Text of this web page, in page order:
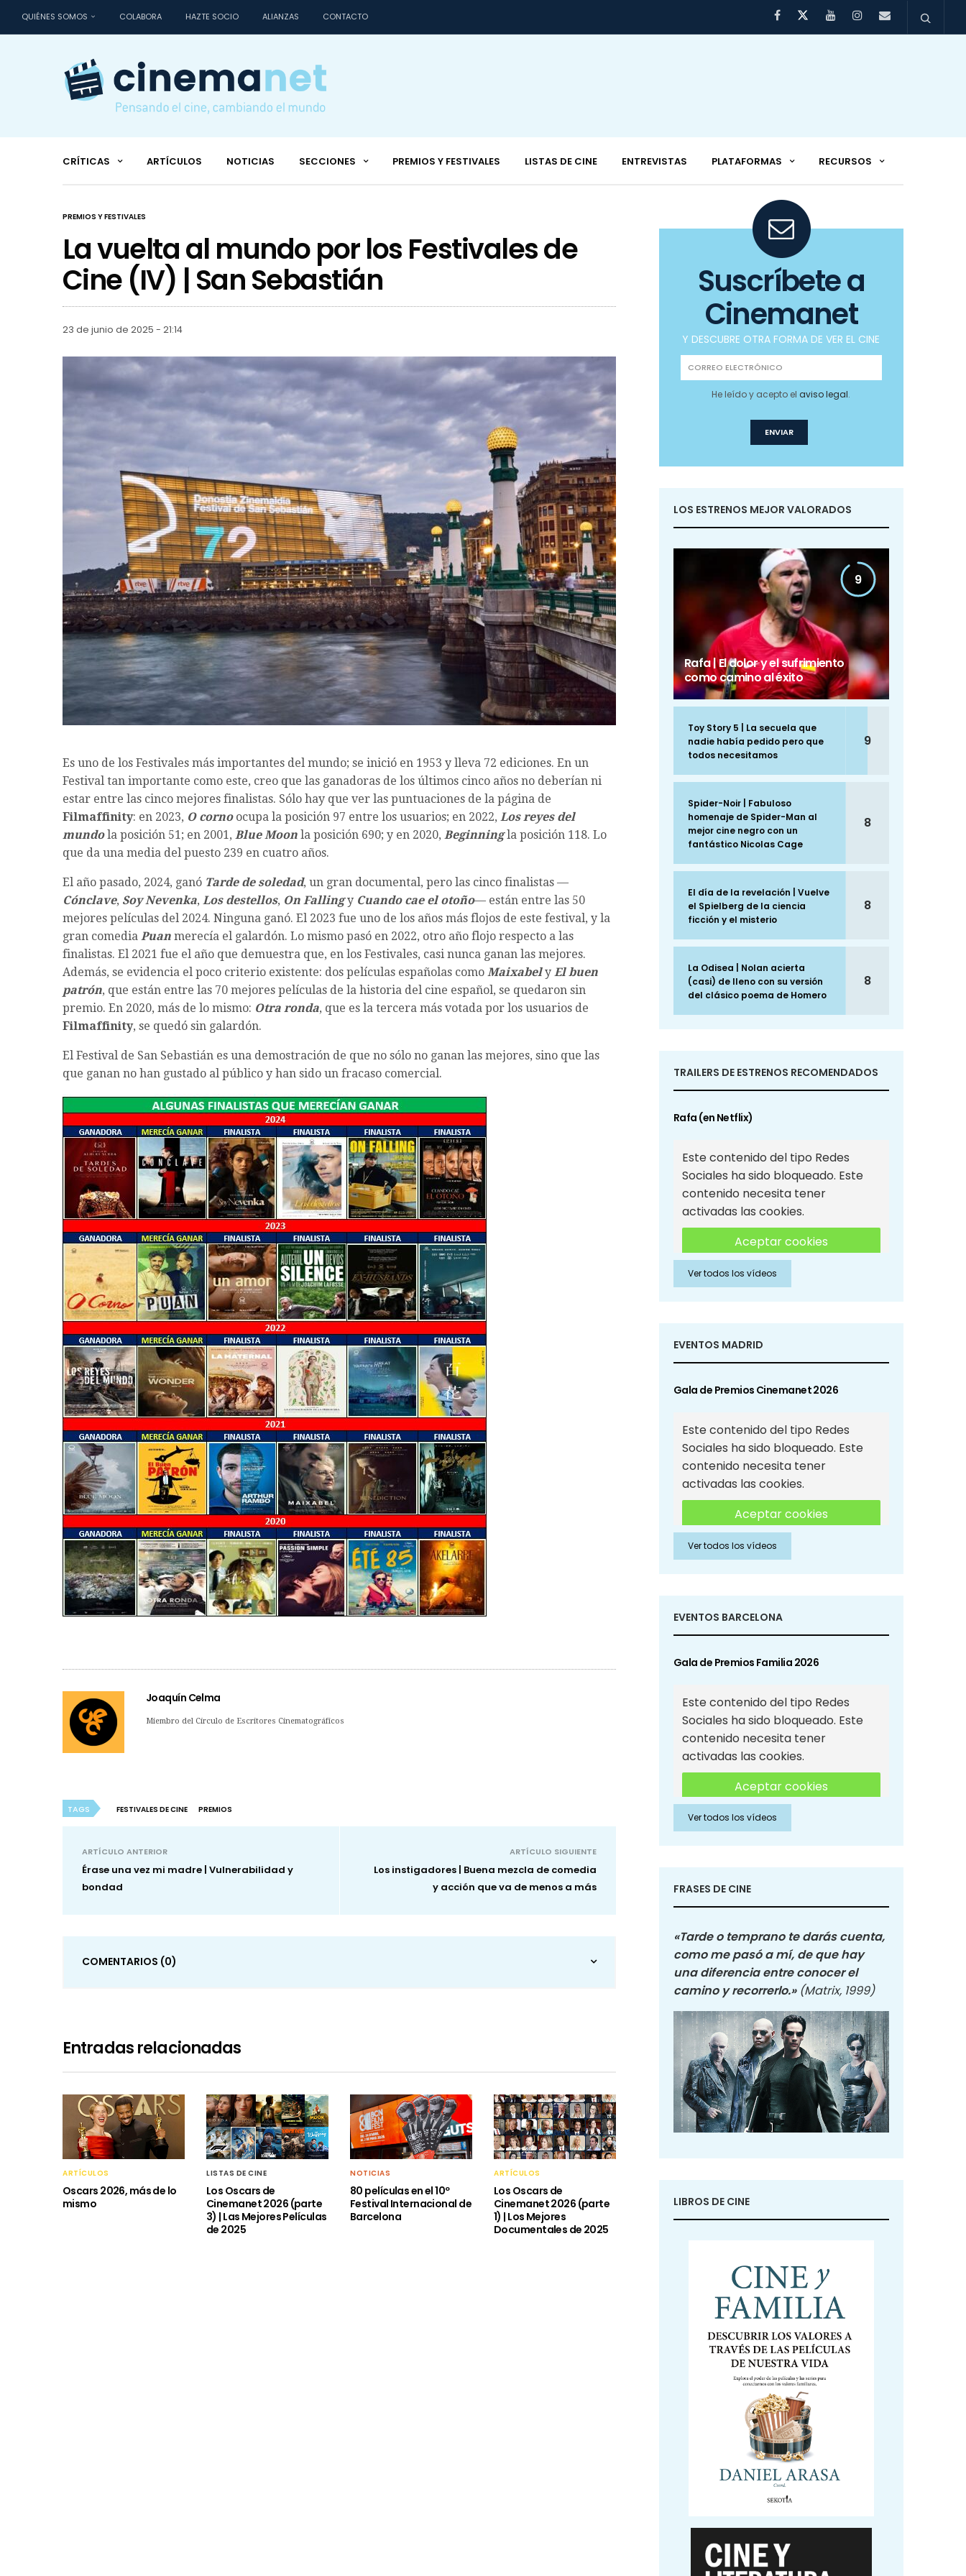
QUIÉNES SOMOS COLABORA HAZTE SOCIO ALIANZAS CONTACTO
CRÍTICAS ARTÍCULOS NOTICIAS SECCIONES PREMIOS Y FESTIVALES LISTAS DE CINE ENTREVISTAS PLATAFORMAS RECURSOS
PREMIOS Y FESTIVALES
La vuelta al mundo por los Festivales de
Cine (IV) | San Sebastián
23 de junio de 2025 - 21:14
Es uno de los Festivales más importantes del mundo; se inició en 1953 y lleva 72 ediciones. En un
Festival tan importante como este, creo que las ganadoras de los últimos cinco años no deberían ni
estar entre las cinco mejores finalistas. Sólo hay que ver las puntuaciones de la página de
Filmaffinity: en 2023, O cornoocupa la posición 97 entre los usuarios; en 2022, Los reyes del
mundola posición 51; en 2001, Blue Moon la posición 690; y en 2020, Beginningla posición 118. Lo
que da una media del puesto 239 en cuatro años.
El año pasado, 2024, ganó Tarde de soledad, un gran documental, pero las cinco finalistas —
Cónclave, Soy Nevenka, Los destellos, On Fallingy Cuando cae el otoño— están entre las 50
mejores películas del 2024. Ninguna ganó. El 2023 fue uno de los años más flojos de este festival, y la
gran comedia Puan merecía el galardón. Lo mismo pasó en 2022, otro año flojo respecto a las
finalistas. El 2021 fue el año que demuestra que, en los Festivales, casi nunca ganan las mejores.
Además, se evidencia el poco criterio existente: dos películas españolas como Maixabely El buen
patrón, que están entre las 70 mejores películas de la historia del cine español, se quedaron sin
premio. En 2020, más de lo mismo: Otra ronda, que es la tercera más votada por los usuarios de
Filmaffinity, se quedó sin galardón.
El Festival de San Sebastián es una demostración de que no sólo no ganan las mejores, sino que las
que ganan no han gustado al público y han sido un fracaso comercial.
Joaquín Celma
Miembro del Círculo de Escritores Cinematográficos
TAGS FESTIVALES DE CINE PREMIOS
ARTÍCULO ANTERIOR
Érase una vez mi madre | Vulnerabilidad y
bondad
ARTÍCULO SIGUIENTE
Los instigadores | Buena mezcla de comedia
y acción que va de menos a más
COMENTARIOS (0)
Entradas relacionadas
ARTÍCULOS
Oscars 2026, más de lo
mismo
LISTAS DE CINE
Los Oscars de
Cinemanet 2026 (parte
3) | Las Mejores Películas
de 2025
NOTICIAS
80 películas en el 10º
Festival Internacional de
Barcelona
ARTÍCULOS
Los Oscars de
Cinemanet 2026 (parte
1) | Los Mejores
Documentales de 2025
Suscríbete a
Cinemanet
Y DESCUBRE OTRA FORMA DE VER EL CINE
He leído y acepto elaviso legal.
LOS ESTRENOS MEJOR VALORADOS
9
Rafa | El dolor y el sufrimiento
como camino al éxito
Toy Story 5 | La secuela que
nadie había pedido pero que
todos necesitamos
9
Spider-Noir | Fabuloso
homenaje de Spider-Man al
mejor cine negro con un
fantástico Nicolas Cage
8
El día de la revelación | Vuelve
el Spielberg de la ciencia
ficción y el misterio
8
La Odisea | Nolan acierta
(casi) de lleno con su versión
del clásico poema de Homero
8
TRAILERS DE ESTRENOS RECOMENDADOS
Rafa (en Netflix)
Este contenido del tipo Redes
Sociales ha sido bloqueado. Este
contenido necesita tener
activadas las cookies.
Aceptar cookies
Aceptar cookies de Redes
Sociales
Ver todos los vídeos
EVENTOS MADRID
Gala de Premios Cinemanet 2026
Este contenido del tipo Redes
Sociales ha sido bloqueado. Este
contenido necesita tener
activadas las cookies.
Aceptar cookies
Aceptar cookies de Redes
Sociales
Ver todos los vídeos
EVENTOS BARCELONA
Gala de Premios Familia 2026
Este contenido del tipo Redes
Sociales ha sido bloqueado. Este
contenido necesita tener
activadas las cookies.
Aceptar cookies
Aceptar cookies de Redes
Sociales
Ver todos los vídeos
FRASES DE CINE
«Tarde o temprano te darás cuenta,
como me pasó a mí, de que hay
una diferencia entre conocer el
camino y recorrerlo.» (Matrix, 1999)
LIBROS DE CINE